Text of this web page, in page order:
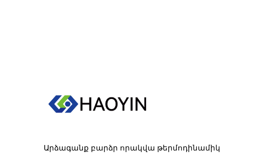
Արձագանք բարձր որակվա թերմոդինամիկ